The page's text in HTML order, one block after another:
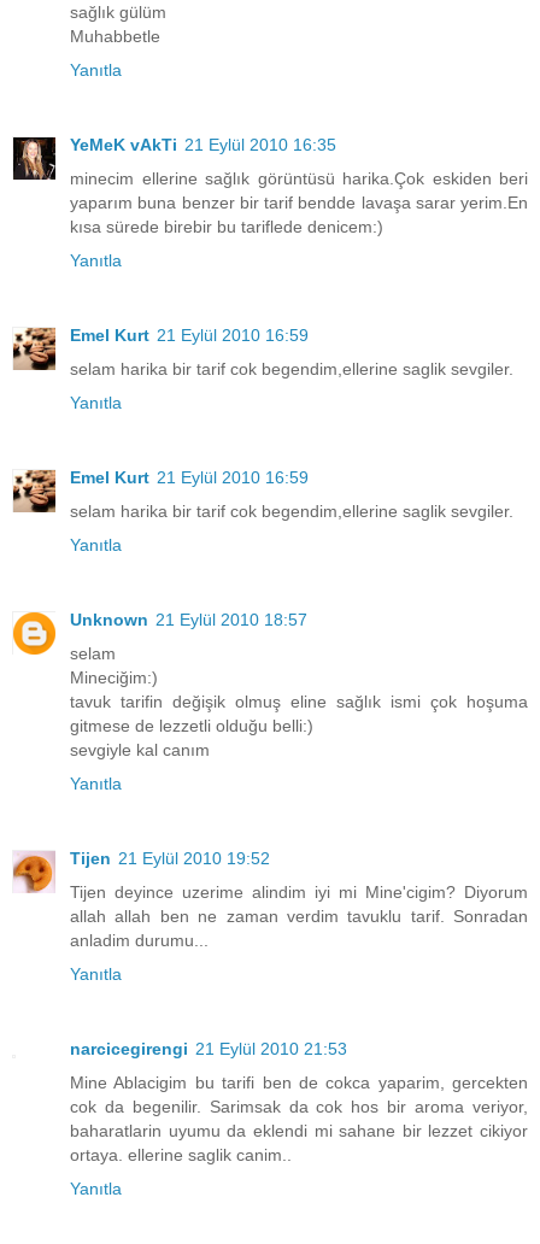
sağlık gülüm
Muhabbetle
Yanıtla
YeMeK vAkTi 21 Eylül 2010 16:35
minecim ellerine sağlık görüntüsü harika.Çok eskiden beri
yaparım buna benzer bir tarif bendde lavaşa sarar yerim.En
kısa sürede birebir bu tariflede denicem:)
Yanıtla
Emel Kurt 21 Eylül 2010 16:59
selam harika bir tarif cok begendim,ellerine saglik sevgiler.
Yanıtla
Emel Kurt 21 Eylül 2010 16:59
selam harika bir tarif cok begendim,ellerine saglik sevgiler.
Yanıtla
Unknown 21 Eylül 2010 18:57
selam
Mineciğim:)
tavuk tarifin değişik olmuş eline sağlık ismi çok hoşuma
gitmese de lezzetli olduğu belli:)
sevgiyle kal canım
Yanıtla
Tijen 21 Eylül 2010 19:52
Tijen deyince uzerime alindim iyi mi Mine'cigim? Diyorum
allah allah ben ne zaman verdim tavuklu tarif. Sonradan
anladim durumu...
Yanıtla
narcicegirengi 21 Eylül 2010 21:53
Mine Ablacigim bu tarifi ben de cokca yaparim, gercekten
cok da begenilir. Sarimsak da cok hos bir aroma veriyor,
baharatlarin uyumu da eklendi mi sahane bir lezzet cikiyor
ortaya. ellerine saglik canim..
Yanıtla